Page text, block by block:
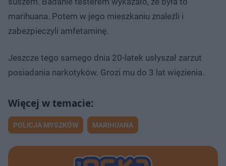
marihuana. Potem w jego mieszkaniu znaleźli i
zabezpieczyli amfetaminę.
Jeszcze tego samego dnia 20-latek usłyszał zarzut
posiadania narkotyków. Grozi mu do 3 lat więzienia.
POLICJA MYSZKÓW MARIHUANA